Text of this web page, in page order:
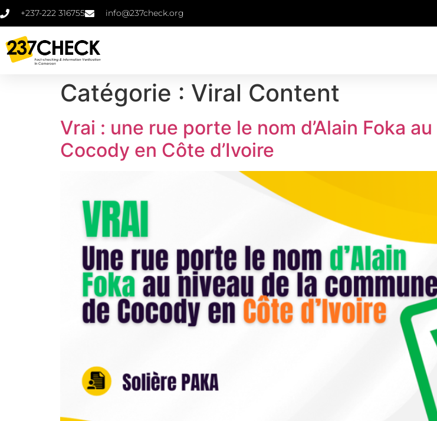
+237-222 316755 info@237check.org
Catégorie : Viral Content
Vrai : une rue porte le nom d’Alain Foka
Cocody en Côte d’Ivoire